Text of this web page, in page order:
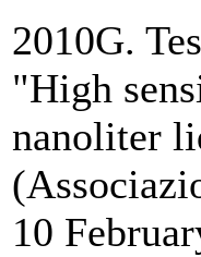
2010G.
"High
nanoliter
10